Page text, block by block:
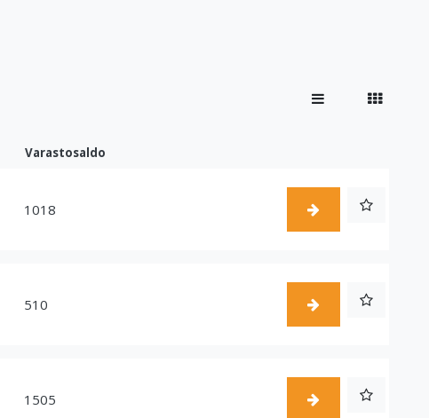
Varastosaldo
1018
510
1505